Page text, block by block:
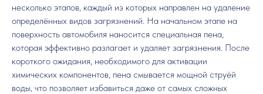
несколько этапов, каждый из которых направлен на удаление
определённых видов загрязнений. На начальном этапе на
поверхность автомобиля наносится специальная пена,
которая эффективно разлагает и удаляет загрязнения. После
короткого ожидания, необходимого для активации
химических компонентов, пена смывается мощной струёй
воды, что позволяет избавиться даже от самых сложных